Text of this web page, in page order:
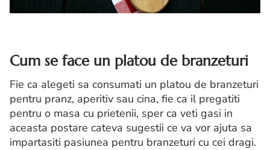
Cum se face un platou de branzeturi
Fie ca alegeti sa consumati un platou de branzeturi
pentru pranz, aperitiv sau cina, fie ca il pregatiti
pentru o masa cu prietenii, sper ca veti gasi in
aceasta postare cateva sugestii ce va vor ajuta sa
impartasiti pasiunea pentru branzeturi cu cei dragi.